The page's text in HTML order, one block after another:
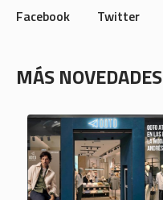
Facebook Twitter
MÁS NOVEDADES